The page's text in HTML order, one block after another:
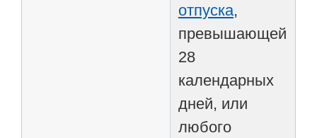
отпуска,
превышающей
28
календарных
дней, или
любого